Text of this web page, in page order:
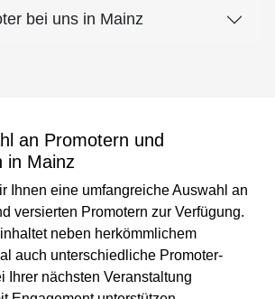
bei uns in Mainz
an Promotern und
in Mainz
Ihnen eine umfangreiche Auswahl an
versierten Promotern zur Verfügung.
neben herkömmlichem
auch unterschiedliche Promoter-
Ihrer nächsten Veranstaltung